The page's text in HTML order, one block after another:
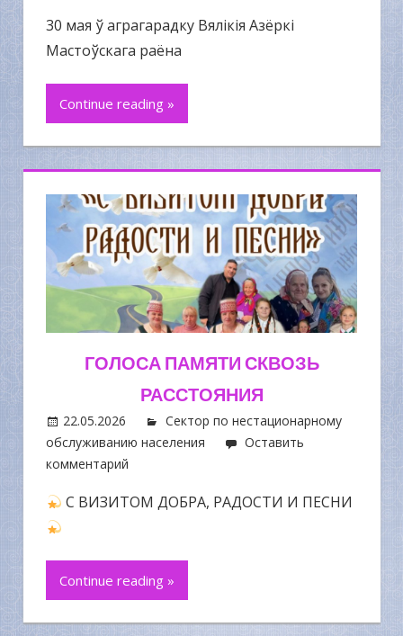
30 мая ў аграгарадку Вялікія Азёркі
Мастоўскага раёна
Continue reading »
ГОЛОСА ПАМЯТИ СКВОЗЬ
РАССТОЯНИЯ
22.05.2026
Сектор по нестационарному
обслуживанию населения
Оставить
комментарий
С ВИЗИТОМ ДОБРА, РАДОСТИ И ПЕСНИ
Continue reading »